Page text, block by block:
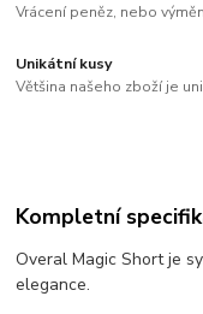
Vrácení peněz, nebo
Unikátní kusy
Většina našeho zboží je
Kompletní
Overal Magic Short je
elegance.